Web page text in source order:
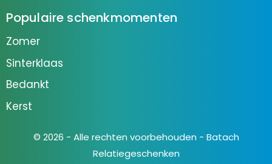
Populaire schenkmomenten
Zomer
Sinterklaas
Bedankt
Kerst
© 2026 - Alle rechten voorbehouden - Batach
Relatiegeschenken